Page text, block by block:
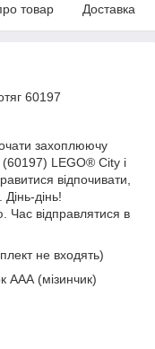
товар Доставка
60197
захоплюючу
LEGO® City і
відпочивати,
дінь!
Час відправлятися в
не входять)
ААА (мізинчик)